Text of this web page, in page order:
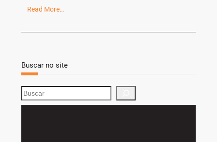
Read More…
Buscar no site
S
e